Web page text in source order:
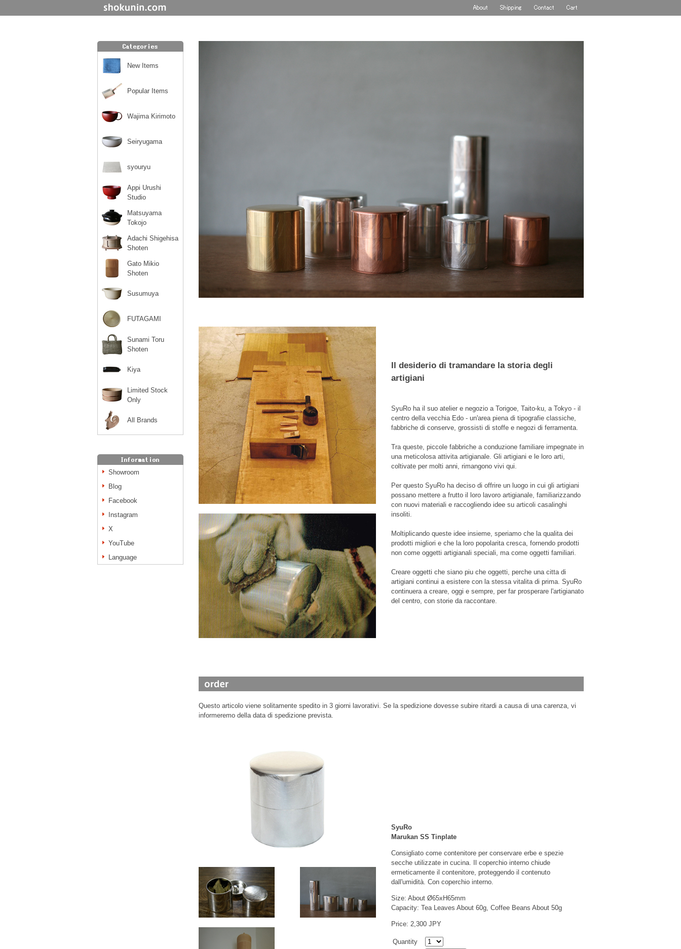
New Items
Popular Items
Wajima Kirimoto
Seiryugama
syouryu
Appi Urushi
Studio
Matsuyama
Tokojo
Adachi Shigehisa
Shoten
Gato Mikio
Shoten
Susumuya
FUTAGAMI
Sunami Toru
Shoten
Kiya
Limited Stock
Only
All Brands
Showroom
Blog
Facebook
Instagram
X
YouTube
Language
Il desiderio di tramandare la storia degli
artigiani
SyuRo ha il suo atelier e negozio a Torigoe, Taito-ku, a Tokyo - il
centro della vecchia Edo - un'area piena di tipografie classiche,
fabbriche di conserve, grossisti di stoffe e negozi di ferramenta.
Tra queste, piccole fabbriche a conduzione familiare impegnate in
una meticolosa attivita artigianale. Gli artigiani e le loro arti,
coltivate per molti anni, rimangono vivi qui.
Per questo SyuRo ha deciso di offrire un luogo in cui gli artigiani
possano mettere a frutto il loro lavoro artigianale, familiarizzando
con nuovi materiali e raccogliendo idee su articoli casalinghi
insoliti.
Moltiplicando queste idee insieme, speriamo che la qualita dei
prodotti migliori e che la loro popolarita cresca, fornendo prodotti
non come oggetti artigianali speciali, ma come oggetti familiari.
Creare oggetti che siano piu che oggetti, perche una citta di
artigiani continui a esistere con la stessa vitalita di prima. SyuRo
continuera a creare, oggi e sempre, per far prosperare l'artigianato
del centro, con storie da raccontare.
Questo articolo viene solitamente spedito in 3 giorni lavorativi. Se la spedizione dovesse subire ritardi a causa di una carenza, vi
informeremo della data di spedizione prevista.
SyuRo
Marukan SS Tinplate
Consigliato come contenitore per conservare erbe e spezie
secche utilizzate in cucina. Il coperchio interno chiude
ermeticamente il contenitore, proteggendo il contenuto
dall'umidità. Con coperchio interno.
Size: About Ø65xH65mm
Capacity: Tea Leaves About 60g, Coffee Beans About 50g
Price: 2,300 JPY
Quantity